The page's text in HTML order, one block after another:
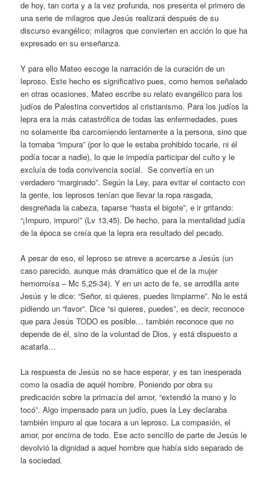
de hoy, tan corta y a la vez profunda, nos presenta el primero de
una serie de milagros que Jesús realizará después de su
discurso evangélico; milagros que convierten en acción lo que ha
expresado en su enseñanza.
Y para ello Mateo escoge la narración de la curación de un
leproso. Este hecho es significativo pues, como hemos señalado
en otras ocasiones, Mateo escribe su relato evangélico para los
judíos de Palestina convertidos al cristianismo. Para los judíos la
lepra era la más catastrófica de todas las enfermedades, pues
no solamente iba carcomiendo lentamente a la persona, sino que
la tornaba “impura” (por lo que le estaba prohibido tocarle, ni él
podía tocar a nadie), lo que le impedía participar del culto y le
excluía de toda convivencia social. Se convertía en un
verdadero “marginado”. Según la Ley, para evitar el contacto con
la gente, los leprosos tenían que llevar la ropa rasgada,
desgreñada la cabeza, taparse “hasta el bigote”, e ir gritando:
“¡Impuro, impuro!” (Lv 13,45). De hecho, para la mentalidad judía
de la época se creía que la lepra era resultado del pecado.
A pesar de eso, el leproso se atreve a acercarse a Jesús (un
caso parecido, aunque más dramático que el de la mujer
hemorroísa – Mc 5,25-34). Y en un acto de fe, se arrodilla ante
Jesús y le dice: “Señor, si quieres, puedes limpiarme”. No le está
pidiendo un “favor”. Dice “si quieres, puedes”, es decir, reconoce
que para Jesús TODO es posible… también reconoce que no
depende de él, sino de la voluntad de Dios, y está dispuesto a
acatarla…
La respuesta de Jesús no se hace esperar, y es tan inesperada
como la osadía de aquél hombre. Poniendo por obra su
predicación sobre la primacía del amor, “extendió la mano y lo
tocó”. Algo impensado para un judío, pues la Ley declaraba
también impuro al que tocara a un leproso. La compasión, el
amor, por encima de todo. Ese acto sencillo de parte de Jesús le
devolvió la dignidad a aquel hombre que había sido separado de
la sociedad.